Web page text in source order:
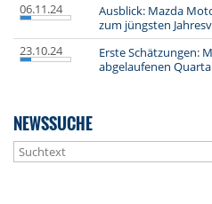
06.11.24
Ausblick: Mazda
zum jüngsten
23.10.24
Erste Schätzungen:
abgelaufenen
NEWSSUCHE